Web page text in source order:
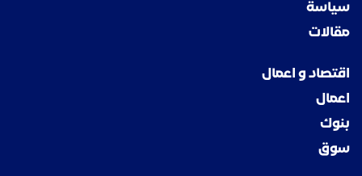
سياسة
مقالات
اقتصاد و اعمال
اعمال
بنوك
سوق